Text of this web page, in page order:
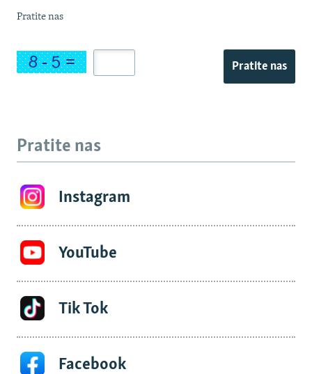
Pratite nas
Pratite nas
Pratite nas
Instagram
YouTube
Tik Tok
Facebook